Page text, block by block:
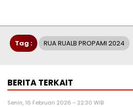
Tag : RUA RUALB PROPAMI 2024
BERITA TERKAIT
Senin, 16 Februari 2026 - 22:30 WIB